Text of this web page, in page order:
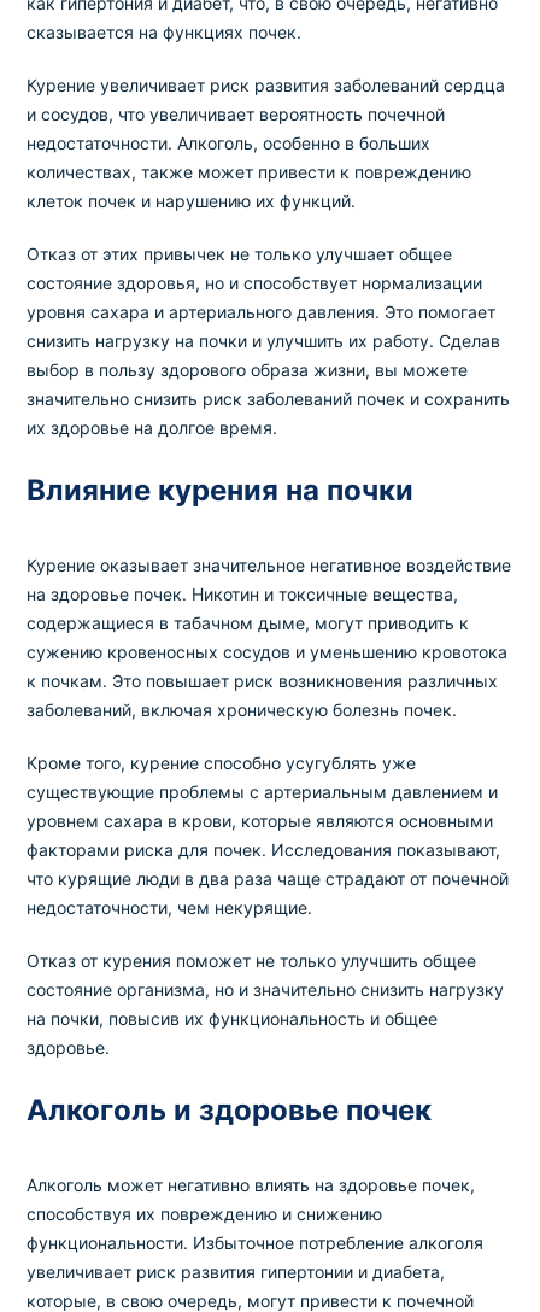
сказывается на функциях почек.
Курение увеличивает риск развития заболеваний сердца
и сосудов, что увеличивает вероятность почечной
недостаточности. Алкоголь, особенно в больших
количествах, также может привести к повреждению
клеток почек и нарушению их функций.
Отказ от этих привычек не только улучшает общее
состояние здоровья, но и способствует нормализации
уровня сахара и артериального давления. Это помогает
снизить нагрузку на почки и улучшить их работу. Сделав
выбор в пользу здорового образа жизни, вы можете
значительно снизить риск заболеваний почек и сохранить
их здоровье на долгое время.
Влияние курения на почки
Курение оказывает значительное негативное воздействие
на здоровье почек. Никотин и токсичные вещества,
содержащиеся в табачном дыме, могут приводить к
сужению кровеносных сосудов и уменьшению кровотока
к почкам. Это повышает риск возникновения различных
заболеваний, включая хроническую болезнь почек.
Кроме того, курение способно усугублять уже
существующие проблемы с артериальным давлением и
уровнем сахара в крови, которые являются основными
факторами риска для почек. Исследования показывают,
что курящие люди в два раза чаще страдают от почечной
недостаточности, чем некурящие.
Отказ от курения поможет не только улучшить общее
состояние организма, но и значительно снизить нагрузку
на почки, повысив их функциональность и общее
здоровье.
Алкоголь и здоровье почек
Алкоголь может негативно влиять на здоровье почек,
способствуя их повреждению и снижению
функциональности. Избыточное потребление алкоголя
увеличивает риск развития гипертонии и диабета,
которые, в свою очередь, могут привести к почечной